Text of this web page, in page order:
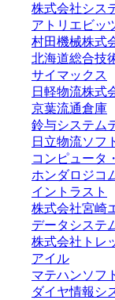
株式会社シス
アトリエビッ
村田機械株式
北海道総合技
サイマックス
日軽物流株式
京葉流通倉庫
鈴与システム
日立物流ソフ
コンピュータ
ホンダロジコ
イントラスト
株式会社宮崎
データシステ
株式会社トレ
アイル
マテハンソフ
ダイヤ情報シ